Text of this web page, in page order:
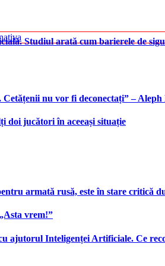
Studiul arată cum barierele de
nu vor fi deconectați” – Aleph
doi jucători în aceeași situație
armată rusă, este în stare critică
vrem!”
ajutorul Inteligenței Artificiale. Ce